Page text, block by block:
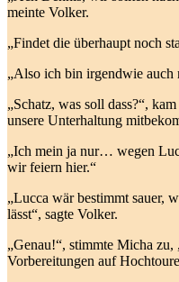
meinte Volker.
„Findet die überhaupt noch
„Also ich bin irgendwie auch
„Schatz, was soll dass?“,
unsere Unterhaltung
„Ich mein ja nur… wegen
wir feiern hier.“
„Lucca wär bestimmt sauer,
lässt“, sagte Volker.
„Genau!“, stimmte Micha zu,
Vorbereitungen auf